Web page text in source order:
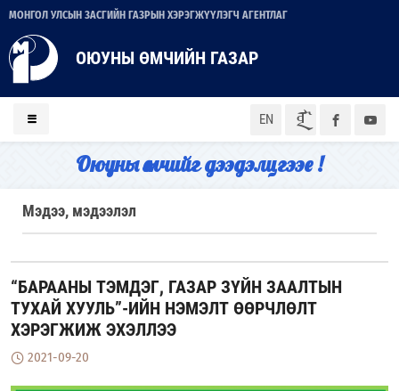
МОНГОЛ УЛСЫН ЗАСГИЙН ГАЗРЫН ХЭРЭГЖҮҮЛЭГЧ АГЕНТЛАГ
ОЮУНЫ ӨМЧИЙН ГАЗАР
EN ᠮᠣᠨ
Оюуны өмчийг дээдэлцгээе !
Мэдээ, мэдээлэл
“БАРААНЫ ТЭМДЭГ, ГАЗАР ЗҮЙН ЗААЛТЫН
ТУХАЙ ХУУЛЬ”-ИЙН НЭМЭЛТ ӨӨРЧЛӨЛТ
ХЭРЭГЖИЖ ЭХЭЛЛЭЭ
2021-09-20